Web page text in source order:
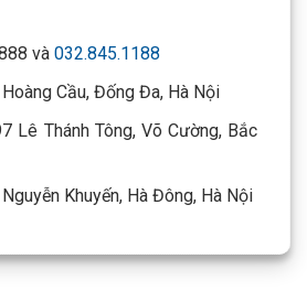
và 032.845.1188
Cầu, Đống Đa, Hà Nội
Lê Thánh Tông, Võ Cường, Bắc
Khuyến, Hà Đông, Hà Nội